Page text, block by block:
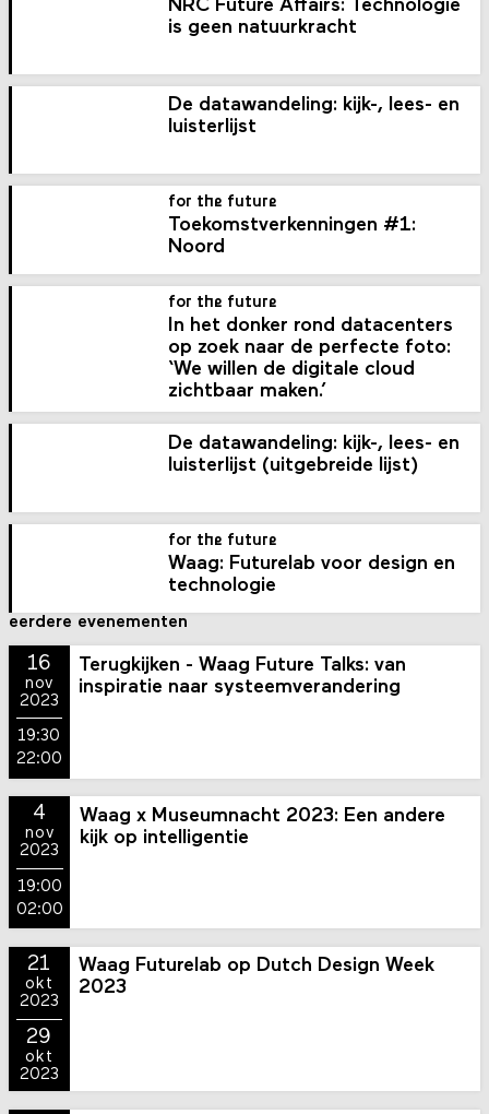
NRC Future Affairs: Technologie
is geen natuurkracht
De datawandeling: kijk-, lees- en
luisterlijst
for the future
Toekomstverkenningen #1:
Noord
for the future
In het donker rond datacenters
op zoek naar de perfecte foto:
‘We willen de digitale cloud
zichtbaar maken.’
De datawandeling: kijk-, lees- en
luisterlijst (uitgebreide lijst)
for the future
Waag: Futurelab voor design en
technologie
eerdere evenementen
16
nov
2023
19:30
22:00
Terugkijken - Waag Future Talks: van
inspiratie naar systeemverandering
4
nov
2023
19:00
02:00
Waag x Museumnacht 2023: Een andere
kijk op intelligentie
21
okt
2023
29
okt
2023
Waag Futurelab op Dutch Design Week
2023